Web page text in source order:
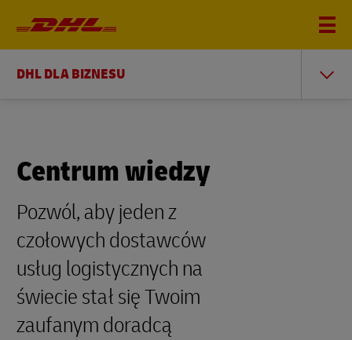
DHL DLA BIZNESU
Centrum wiedzy
Pozwól, aby jeden z
czołowych dostawców
usług logistycznych na
świecie stał się Twoim
zaufanym doradcą